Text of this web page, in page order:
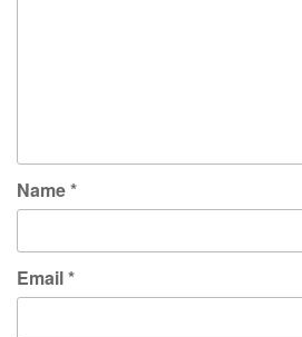
Name*
Email*